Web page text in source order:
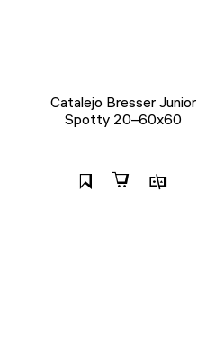
Catalejo Bresser Junior
Spotty 20–60x60